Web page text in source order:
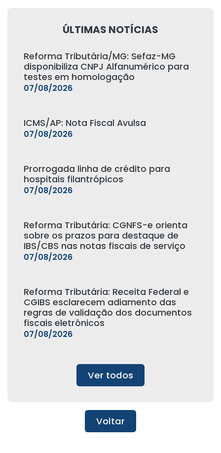
ÚLTIMAS NOTÍCIAS
Reforma Tributária/MG: Sefaz-MG
disponibiliza CNPJ Alfanumérico para
testes em homologação
07/08/2026
ICMS/AP: Nota Fiscal Avulsa
07/08/2026
Prorrogada linha de crédito para
hospitais filantrópicos
07/08/2026
Reforma Tributária: CGNFS-e orienta
sobre os prazos para destaque de
IBS/CBS nas notas fiscais de serviço
07/08/2026
Reforma Tributária: Receita Federal e
CGIBS esclarecem adiamento das
regras de validação dos documentos
fiscais eletrônicos
07/08/2026
Ver todos
Voltar